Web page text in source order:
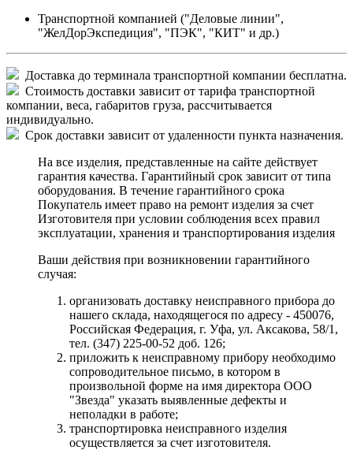
Транспортной компанией ("Деловые линии",
"ЖелДорЭкспедиция", "ПЭК", "КИТ" и др.)
Доставка до терминала транспортной компании бесплатна.
Стоимость доставки зависит от тарифа транспортной
компании, веса, габаритов груза, рассчитывается
индивидуально.
Срок доставки зависит от удаленности пункта назначения.
На все изделия, представленные на сайте действует
гарантия качества. Гарантийный срок зависит от типа
оборудования. В течение гарантийного срока
Покупатель имеет право на ремонт изделия за счет
Изготовителя при условии соблюдения всех правил
эксплуатации, хранения и транспортирования изделия
Ваши действия при возникновении гарантийного
случая:
организовать доставку неисправного прибора до
нашего склада, находящегося по адресу - 450076,
Российская Федерация, г. Уфа, ул. Аксакова, 58/1,
тел. (347) 225-00-52 доб. 126;
приложить к неисправному прибору необходимо
сопроводительное письмо, в котором в
произвольной форме на имя директора ООО
"Звезда" указать выявленные дефекты и
неполадки в работе;
транспортировка неисправного изделия
осуществляется за счет изготовителя.